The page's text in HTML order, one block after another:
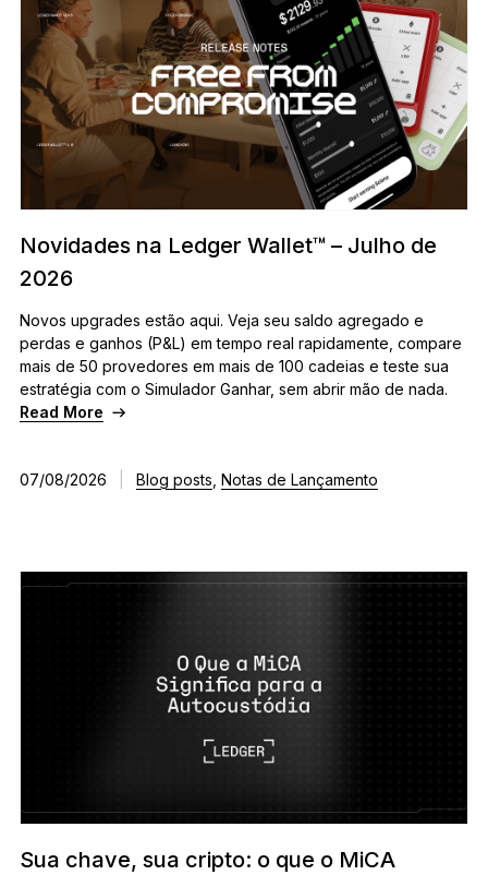
Hard Wallets
Pacotes
Acessórios
Soluções de Recuperação
Edições Limitadas
Ver todos os produtos
Compare os autenticadores
Novidades na Ledger Wallet™ – Julho de
2026
Novos upgrades estão aqui. Veja seu saldo agregado e
perdas e ganhos (P&L) em tempo real rapidamente, compare
mais de 50 provedores em mais de 100 cadeias e teste sua
estratégia com o Simulador Ganhar, sem abrir mão de nada.
Read More
07/08/2026 Blog posts Notas de Lançamento
Sua chave, sua cripto: o que o MiCA